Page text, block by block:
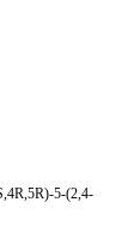
5-(2,4-